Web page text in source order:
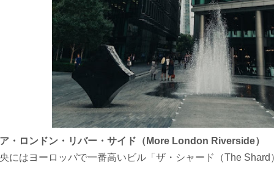
・ロンドン・リバー・サイド（More London Riverside）
にはヨーロッパで一番高いビル「ザ・シャード（The Shard